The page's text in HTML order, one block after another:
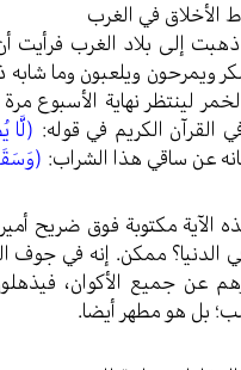
الأخلاق في الغرب
ذهبت إلى بلاد الغرب فرأيت
ويمرحون ويلعبون وما شابه
لينتظر نهاية
القرآن الكريم في قوله: (لَّا
عن ساقي هذا الشراب:
الآية مكتوبة فوق ضريح
في الدنيا؟ ممكن. إنه في
عن جميع الأكوان،
بل هو مطهر أيضا.